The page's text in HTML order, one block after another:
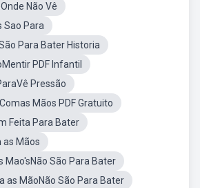
Não Vê
Sao Para
Para Bater Historia
PDF Infantil
Pressão
Mãos PDF Gratuito
Feita Para Bater
as Mãos
Mao'sNão São Para Bater
as MãoNão São Para Bater